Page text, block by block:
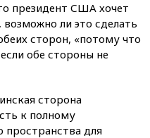
президент США хочет
ли это сделать
сторон, «потому что
обе стороны не
сторона
к полному
для